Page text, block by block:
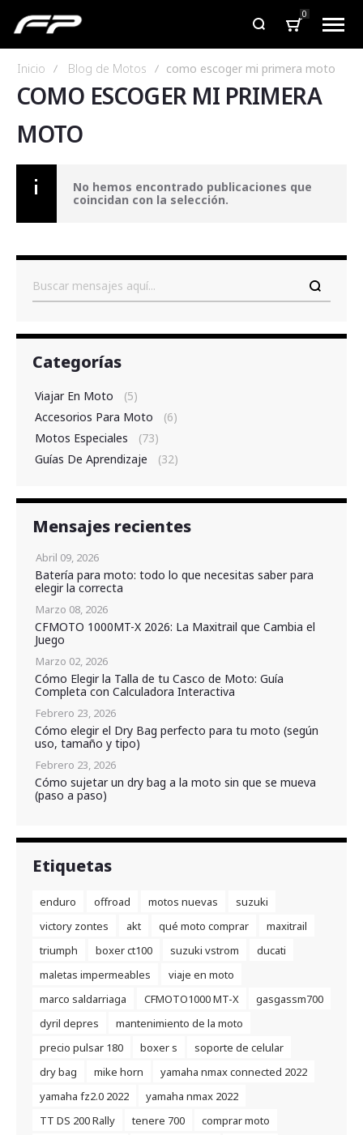
0
Inicio Blog de Motos como escoger mi primera moto
COMO ESCOGER MI PRIMERA
MOTO
No hemos encontrado publicaciones que
coincidan con la selección.
Buscar
Categorías
Viajar En Moto
(5)
Accesorios Para Moto
(6)
Motos Especiales
(73)
Guías De Aprendizaje
(32)
Mensajes recientes
Abril 09, 2026
Batería para moto: todo lo que necesitas saber para
elegir la correcta
Marzo 08, 2026
CFMOTO 1000MT-X 2026: La Maxitrail que Cambia el
Juego
Marzo 02, 2026
Cómo Elegir la Talla de tu Casco de Moto: Guía
Completa con Calculadora Interactiva
Febrero 23, 2026
Cómo elegir el Dry Bag perfecto para tu moto (según
uso, tamaño y tipo)
Febrero 23, 2026
Cómo sujetar un dry bag a la moto sin que se mueva
(paso a paso)
Etiquetas
enduro offroad motos nuevas
suzuki
victory zontes
akt qué moto comprar
maxitrail
triumph
boxer ct100 suzuki vstrom
ducati
maletas impermeables
viaje en moto
marco saldarriaga
CFMOTO1000 MT-X
gasgassm700
dyril depres
mantenimiento de la moto
precio pulsar 180
boxer s
soporte de celular
dry bag
mike horn
yamaha nmax connected 2022
yamaha fz2.0 2022
yamaha nmax 2022
TT DS 200 Rally
tenere 700
comprar moto